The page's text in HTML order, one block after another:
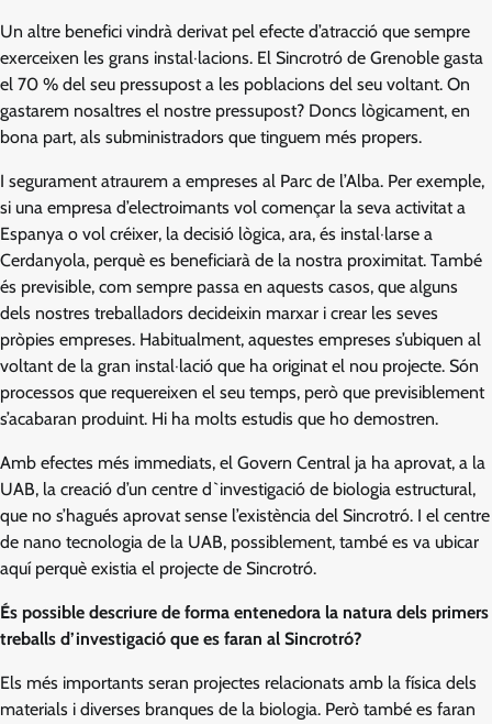
Un altre benefici vindrà derivat pel efecte d’atracció que sempre
exerceixen les grans instal·lacions. El Sincrotró de Grenoble gasta
el 70 % del seu pressupost a les poblacions del seu voltant. On
gastarem nosaltres el nostre pressupost? Doncs lògicament, en
bona part, als subministradors que tinguem més propers.
I segurament atraurem a empreses al Parc de l’Alba. Per exemple,
si una empresa d’electroimants vol començar la seva activitat a
Espanya o vol créixer, la decisió lògica, ara, és instal·larse a
Cerdanyola, perquè es beneficiarà de la nostra proximitat. També
és previsible, com sempre passa en aquests casos, que alguns
dels nostres treballadors decideixin marxar i crear les seves
pròpies empreses. Habitualment, aquestes empreses s’ubiquen al
voltant de la gran instal·lació que ha originat el nou projecte. Són
processos que requereixen el seu temps, però que previsiblement
s’acabaran produint. Hi ha molts estudis que ho demostren.
Amb efectes més immediats, el Govern Central ja ha aprovat, a la
UAB, la creació d’un centre d`investigació de biologia estructural,
que no s’hagués aprovat sense l’existència del Sincrotró. I el centre
de nano tecnologia de la UAB, possiblement, també es va ubicar
aquí perquè existia el projecte de Sincrotró.
És possible descriure de forma entenedora la natura dels primers
treballs d’investigació que es faran al Sincrotró?
Els més importants seran projectes relacionats amb la física dels
materials i diverses branques de la biologia. Però també es faran